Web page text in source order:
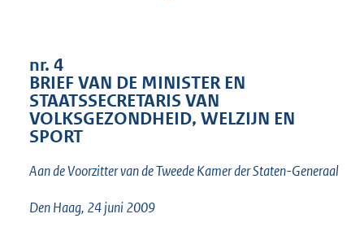
t
t
e
K
nr. 4
BRIEF VAN DE MINISTER EN
STAATSSECRETARIS VAN
VOLKSGEZONDHEID, WELZIJN EN
SPORT
Aan de Voorzitter van de Tweede Kamer der Staten-Generaal
Den Haag, 24 juni 2009